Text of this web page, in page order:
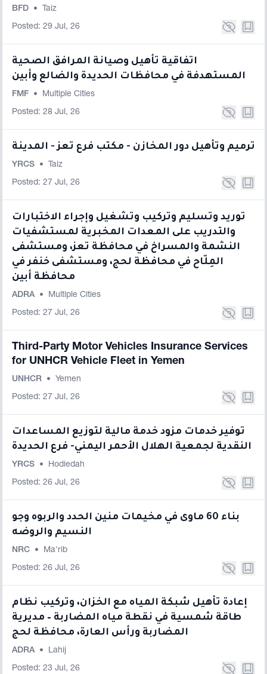
BFD • Taiz
Posted: 29 Jul, 26
اتفاقية تأهيل وصيانة المرافق الصحية
المستهدفة في محافظات الحديدة والضالع وأبين
FMF • Multiple Cities
Posted: 28 Jul, 26
ترميم وتأهيل دور المخازن - مكتب فرع تعز - المدينة
YRCS • Taiz
Posted: 27 Jul, 26
توريد وتسليم وتركيب وتشغيل وإجراء الاختبارات
والتدريب على المعدات المخبرية لمستشفيات
النشمة والمسراخ في محافظة تعز، ومستشفى
المِلّاح في محافظة لحج، ومستشفى خنفر في
محافظة أبين
ADRA • Multiple Cities
Posted: 27 Jul, 26
Third-Party Motor Vehicles Insurance Services
for UNHCR Vehicle Fleet in Yemen
UNHCR • Yemen
Posted: 27 Jul, 26
توفير خدمات مزود خدمة مالية لتوزيع المساعدات
النقدية لجمعية الهلال الأحمر اليمني- فرع الحديدة
YRCS • Hodiedah
Posted: 26 Jul, 26
بناء 60 ماوى في مخيمات منين الحدد والربوه وجو
النسيم والروضه
NRC • Ma'rib
Posted: 26 Jul, 26
إعادة تأهيل شبكة المياه مع الخزان، وتركيب نظام
طاقة شمسية في نقطة مياه المضاربة – مديرية
المضاربة ورأس العارة، محافظة لحج
ADRA • Lahij
Posted: 23 Jul, 26